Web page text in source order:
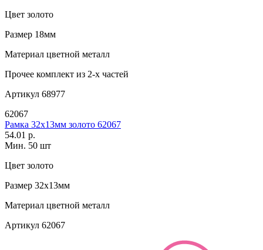
Цвет золото
Размер 18мм
Материал цветной металл
Прочее комплект из 2-х частей
Артикул 68977
62067
Рамка 32х13мм золото 62067
54.01 р.
Мин. 50 шт
Цвет золото
Размер 32х13мм
Материал цветной металл
Артикул 62067